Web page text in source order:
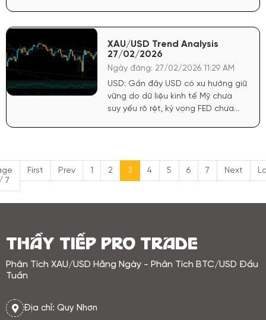
hưởng lợi do tâm lý ưa rủi ro tăng.
Ngược lại, nếu xuất hiện bán tháo
mạnh, BTC dễ bị kéo theo.
XAU/USD Trend Analysis
27/02/2026
Ngày đăng: 27/02/2026 11:29 AM
USD: Gần đây USD có xu hướng giữ
vững do dữ liệu kinh tế Mỹ chưa
suy yếu rõ rệt, kỳ vọng FED chưa
7
First Prev 1 2 3 4 5 6 7 Next
THẦY TIẾP PRO TRADE
Phân Tích XAU/USD Hằng Ngày - Phân Tích BTC/USD Đầu
Tuần
Địa chỉ: Quy Nhơn